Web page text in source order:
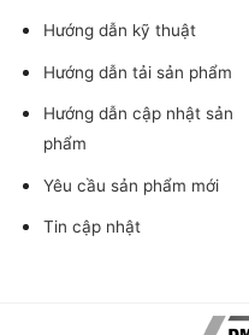
Hướng dẫn kỹ thuật
Hướng dẫn tải sản phẩm
Hướng dẫn cập nhật sản
phẩm
Yêu cầu sản phẩm mới
Tin cập nhật